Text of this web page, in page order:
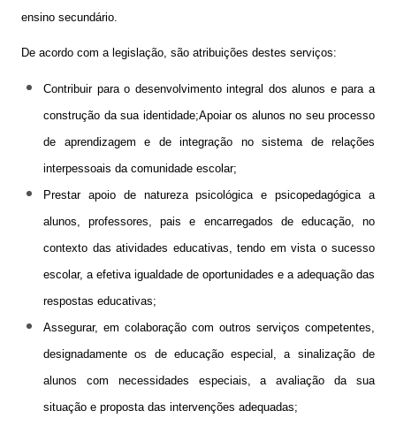
Calendário Escolar
Contacto
ALUNOS
Política de Privacidade e Proteção de Dados Pessoais
Matrículas 2024/2025
Escola Digital - Kit Digital
E-mail institucional
ensino secundário.
De acordo com a legislação, são atribuições destes serviços:
Contribuir para o desenvolvimento integral dos alunos e para a
construção da sua identidade;Apoiar os alunos no seu processo
de aprendizagem e de integração no sistema de relações
interpessoais da comunidade escolar;
Prestar apoio de natureza psicológica e psicopedagógica a
alunos, professores, pais e encarregados de educação, no
contexto das atividades educativas, tendo em vista o sucesso
escolar, a efetiva igualdade de oportunidades e a adequação das
respostas educativas;
Assegurar, em colaboração com outros serviços competentes,
designadamente os de educação especial, a sinalização de
alunos com necessidades especiais, a avaliação da sua
situação e proposta das intervenções adequadas;